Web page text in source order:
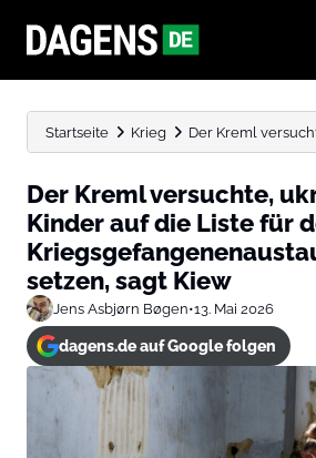
Startseite Krieg Der Kreml
Der Kreml versuchte,
Kinder auf die Liste für
setzen, sagt Kiew
Jens Asbjørn Bøgen•13. Mai 2026
dagens.de auf Google folgen